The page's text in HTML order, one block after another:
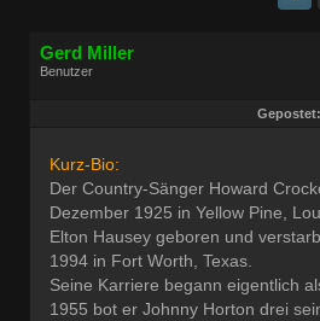
Gerd Miller
Benutzer
Gepostet:
Kurz-Bio:
Der Country-Sänger Howard
Dezember 1925 in Yellow Pine,
Elton Hausey geboren und
1994 in Fort Worth, Texas.
Seine Karriere begann eigentlich
1955 bot er Johnny Horton drei